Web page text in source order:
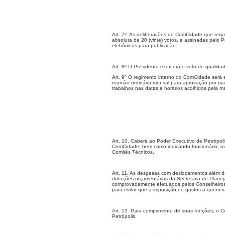
Art. 7º. As deliberações do ComCidade que
absoluta de 20 (vinte) votos, e assinadas pelo
eletrônicos para publicação.
Art. 8º O Presidente exercerá o voto de
Art. 9º O regimento interno do ComCidade
reunião ordinária mensal para aprovação por
trabalhos nas datas e horários acolhidos pela
Art. 10. Caberá ao Poder Executivo de
ComCidade, bem como indicando funcionário,
Comitês Técnicos.
Art. 11. As despesas com deslocamentos além
dotações orçamentárias da Secretaria de
comprovadamente efetuados pelos
para evitar que a imposição de gastos a quem
Art. 12. Para cumprimento de suas funções, o
Petrópolis.